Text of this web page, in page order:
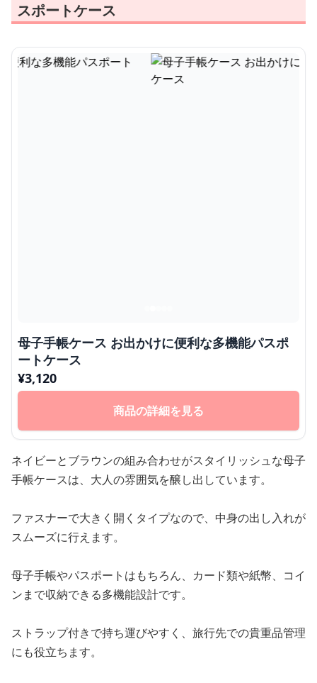
スポートケース
母子手帳ケース お出かけに便利な多機能パスポ
ートケース
¥3,120
商品の詳細を見る
ネイビーとブラウンの組み合わせがスタイリッシュな母子
手帳ケースは、大人の雰囲気を醸し出しています。
ファスナーで大きく開くタイプなので、中身の出し入れが
スムーズに行えます。
母子手帳やパスポートはもちろん、カード類や紙幣、コイ
ンまで収納できる多機能設計です。
ストラップ付きで持ち運びやすく、旅行先での貴重品管理
にも役立ちます。